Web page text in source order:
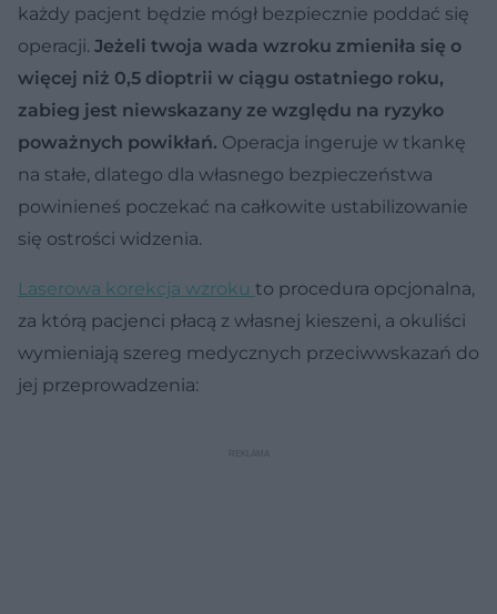
każdy pacjent będzie mógł bezpiecznie poddać się
operacji. Jeżeli twoja wada wzroku zmieniła się o
więcej niż 0,5 dioptrii w ciągu ostatniego roku,
zabieg jest niewskazany ze względu na ryzyko
poważnych powikłań. Operacja ingeruje w tkankę
na stałe, dlatego dla własnego bezpieczeństwa
powinieneś poczekać na całkowite ustabilizowanie
się ostrości widzenia.
Laserowa korekcja wzroku to procedura opcjonalna,
za którą pacjenci płacą z własnej kieszeni, a okuliści
wymieniają szereg medycznych przeciwwskazań do
jej przeprowadzenia: